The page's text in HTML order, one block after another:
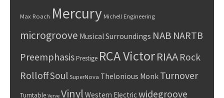
Max Roach Mercury Michell Engineering
microgroove Musical Surroundings NAB NARTB
PreemphasisPrestige RCA VictorRIAA Rock
RolloffSoul SuperNova Thelonious Monk Turnover
Turntable Verve Vinyl Western Electricwidegroove